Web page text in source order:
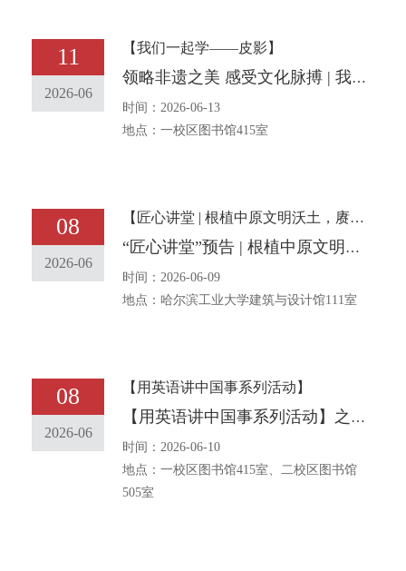
11
2026-06
【我们一起学——皮影】
领略非遗之美 感受文化脉搏 | 我们一起学——皮影
时间：2026-06-13
地点：一校区图书馆415室
08
2026-06
【匠心讲堂 | 根植中原文明沃土，赓续传承黄河文化】
“匠心讲堂”预告 | 根植中原文明沃土，赓续传承黄河文化
时间：2026-06-09
地点：哈尔滨工业大学建筑与设计馆111室
08
2026-06
【用英语讲中国事系列活动】
【用英语讲中国事系列活动】之三十四 中华传统文化主题口语角报名通知 [The traditional Chinese and English Corner event] No. 34 Notice on Entering for the English Corner with the Theme of Chinese Traditional Culture
时间：2026-06-10
地点：一校区图书馆415室、二校区图书馆
505室